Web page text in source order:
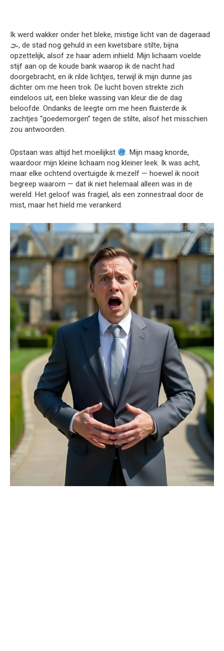
Ik werd wakker onder het bleke, mistige licht van de dageraad
🌫, de stad nog gehuld in een kwetsbare stilte, bijna
opzettelijk, alsof ze haar adem inhield. Mijn lichaam voelde
stijf aan op de koude bank waarop ik de nacht had
doorgebracht, en ik rilde lichtjes, terwijl ik mijn dunne jas
dichter om me heen trok. De lucht boven strekte zich
eindeloos uit, een bleke wassing van kleur die de dag
beloofde. Ondanks de leegte om me heen fluisterde ik
zachtjes “goedemorgen” tegen de stilte, alsof het misschien
zou antwoorden.
Opstaan was altijd het moeilijkst
. Mijn maag knorde,
waardoor mijn kleine lichaam nog kleiner leek. Ik was acht,
maar elke ochtend overtuigde ik mezelf — hoewel ik nooit
begreep waarom — dat ik niet helemaal alleen was in de
wereld. Het geloof was fragiel, als een zonnestraal door de
mist, maar het hield me verankerd.